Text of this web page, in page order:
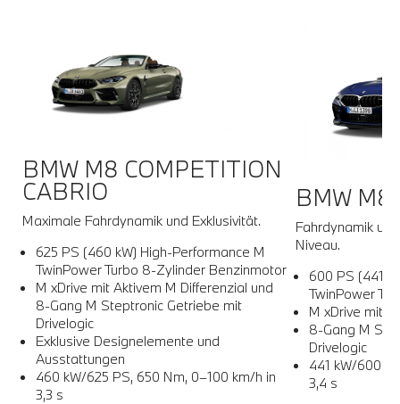
BMW M8 COMPETITION
CABRIO
Maximale Fahrdynamik und Exklusivität.
625 PS (460 kW) High-Performance M
TwinPower Turbo 8-Zylinder Benzinmotor
M xDrive mit Aktivem M Differenzial und
8-Gang M Steptronic Getriebe mit
Drivelogic
Exklusive Designelemente und
Ausstattungen
460 kW/625 PS, 650 Nm, 0–100 km/h in
3,3 s
BMW M8
Fahrdynamik
Niveau.
600 PS (441
TwinPower
M xDrive mit
8-Gang M
Drivelogic
441 kW/600
3,4 s